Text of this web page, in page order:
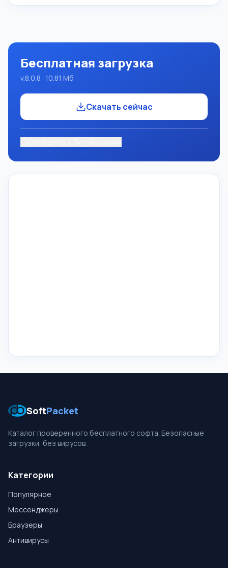
Бесплатная загрузка
v.8.0.8 · 10.81 Мб
Скачать сейчас
SoftPacket
Каталог проверенного бесплатного софта. Безопасные
загрузки, без вирусов.
Категории
Популярное
Мессенджеры
Браузеры
Антивирусы